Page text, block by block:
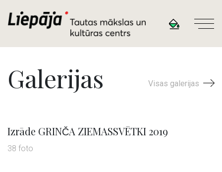
Galerijas Visas galerijas
Izrāde GRINČA ZIEMASSVĒTKI 2019
38 foto